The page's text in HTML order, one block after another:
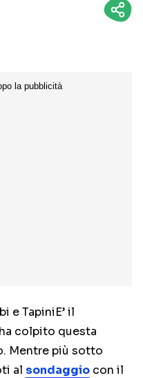
E’ il
colpito questa
Mentre più sotto
al sondaggio con il